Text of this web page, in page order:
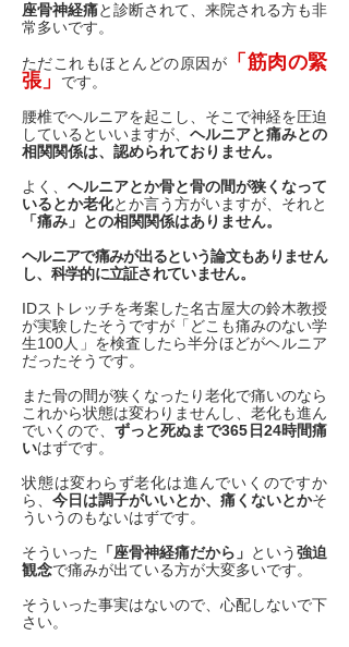
座骨神経痛と診断されて、来院される方も非
常多いです。
ただこれもほとんどの原因が
「筋肉の緊
張」
です。
腰椎でヘルニアを起こし、そこで神経を圧迫
しているといいますが、 ヘルニアと痛みとの
相関関係は、認められておりません。
よく、 ヘルニアとか骨と骨の間が狭くなって
いるとか老化とか言う方がいますが、それと
「痛み」との相関関係はありません。
ヘルニアで痛みが出るという論文もありません
し、科学的に立証されていません。
IDストレッチを考案した名古屋大の鈴木教授
が実験したそうですが「どこも痛みのない学
生100人」を検査したら半分ほどがヘルニア
だったそうです。
また骨の間が狭くなったり老化で痛いのなら
これから状態は変わりませんし、老化も進ん
でいくので、 ずっと死ぬまで365日24時間痛
いはずです。
状態は変わらず老化は進んでいくのですか
ら、 今日は調子がいいとか、痛くないとかそ
ういうのもないはずです。
そういった
「座骨神経痛だから」 という強迫
観念で痛みが出ている方が大変多いです。
そういった事実はないので、心配しないで下
さい。